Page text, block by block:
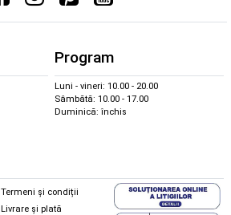
Program
Luni - vineri: 10.00 - 20.00
Sâmbătă: 10.00 - 17.00
Duminică: închis
Termeni și condiții
Livrare și plată